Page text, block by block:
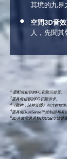
其境的九界
空間3D音效
人，先聞其
1 需配備相容的PC和顯示裝置。
2需具備相容的PC和顯示卡。
3《戰神：諸神黃昏》包含在標
4需具備DualSense™控制器和有
53D音效需透過類比/USB立體聲